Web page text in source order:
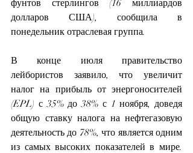
фунтов стерлингов (16 миллиардов
долларов США), сообщила в
понедельник отраслевая группа.
В конце июля правительство
налог на прибыль от энергоносителей
(EPL) с 35% до 38% с 1 ноября, доведя
общую ставку налога на нефтегазовую
деятельность до 78%, что является одним
из самых высоких показателей в мире.